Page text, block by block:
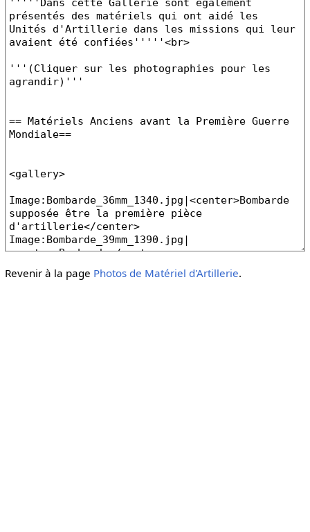
Revenir à la page Photos de Matériel d'Artillerie.